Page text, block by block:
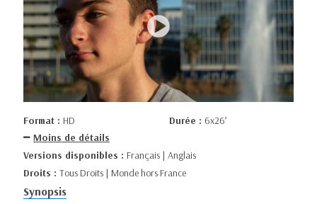
Format : HD Durée : 6x26’
Moins de détails
Versions disponibles : Français | Anglais
Droits : Tous Droits | Monde hors France
Synopsis